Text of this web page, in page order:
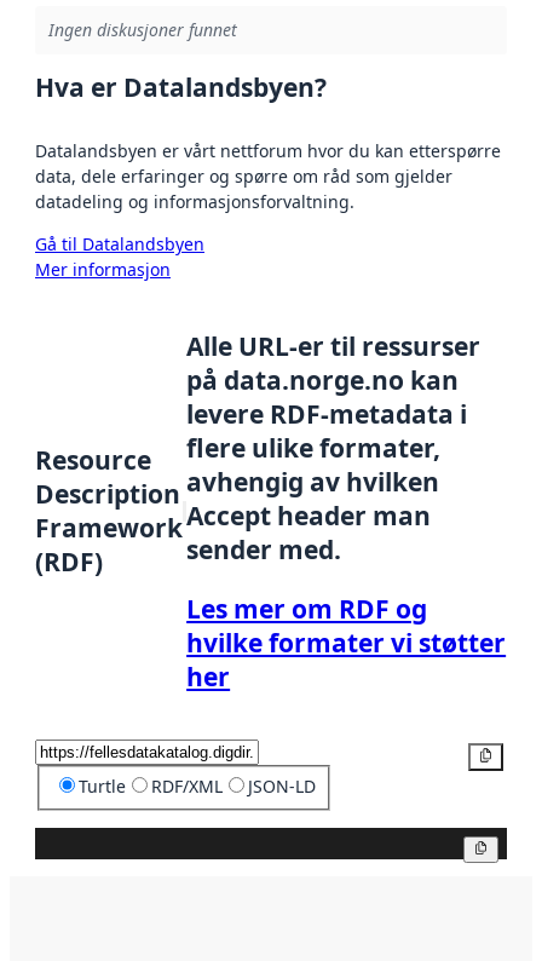
Ingen diskusjoner funnet
Hva er Datalandsbyen?
Datalandsbyen er vårt nettforum hvor du kan etterspørre
data, dele erfaringer og spørre om råd som gjelder
datadeling og informasjonsforvaltning.
Gå til Datalandsbyen
Mer informasjon
Resource
Description
Framework
(RDF)
Alle URL-er til ressurser
på data.norge.no kan
levere RDF-metadata i
flere ulike formater,
avhengig av hvilken
Accept header man
sender med.
Les mer om RDF og
hvilke formater vi støtter
her
Turtle RDF/XML JSON-LD